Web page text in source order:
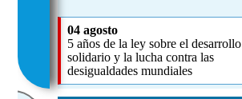
04 agosto
5 años de la ley sobre el desarrollo
solidario y la lucha contra las
desigualdades mundiales